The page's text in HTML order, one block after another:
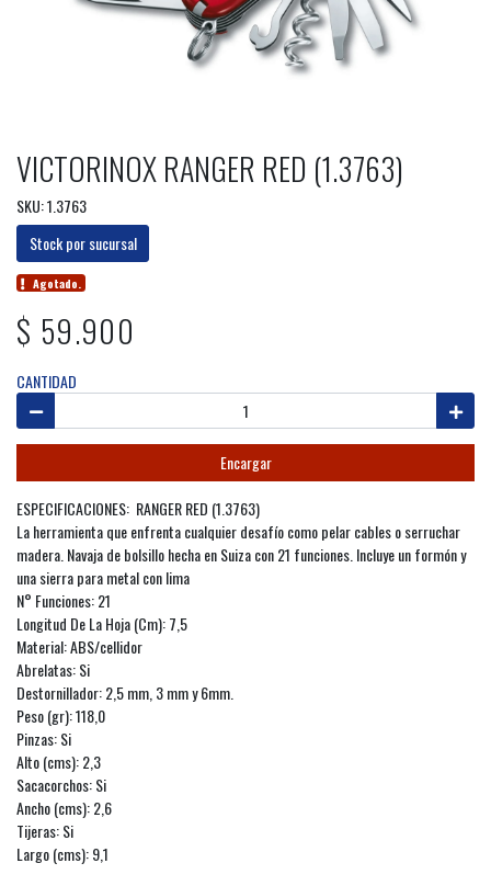
VICTORINOX RANGER RED (1.3763)
SKU: 1.3763
Stock por sucursal
Agotado.
$ 59.900
CANTIDAD
Encargar
ESPECIFICACIONES: RANGER RED (1.3763)
La herramienta que enfrenta cualquier desafío como pelar cables o serruchar
madera. Navaja de bolsillo hecha en Suiza con 21 funciones. Incluye un formón y
una sierra para metal con lima
N° Funciones: 21
Longitud De La Hoja (Cm): 7,5
Material: ABS/cellidor
Abrelatas: Si
Destornillador: 2,5 mm, 3 mm y 6mm.
Peso (gr): 118,0
Pinzas: Si
Alto (cms): 2,3
Sacacorchos: Si
Ancho (cms): 2,6
Tijeras: Si
Largo (cms): 9,1